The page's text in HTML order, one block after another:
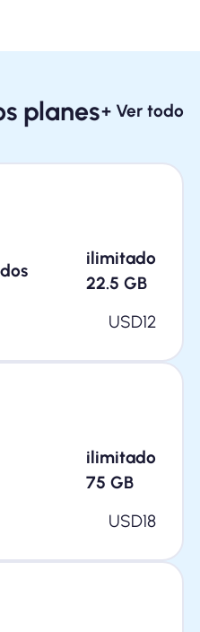
planes+ Ver todo
ilimitado
22.5 GB
USD12
ilimitado
75 GB
USD18